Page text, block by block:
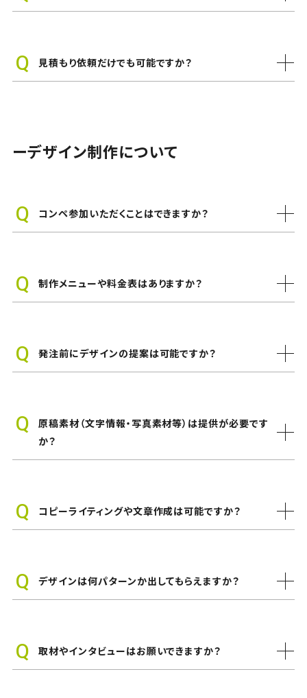
見積もり依頼だけでも可能ですか？
ーデザイン制作について
コンペ参加いただくことはできますか？
制作メニューや料金表はありますか？
発注前にデザインの提案は可能ですか？
原稿素材（文字情報・写真素材等）は提供が必要です
か？
コピーライティングや文章作成は可能ですか？
デザインは何パターンか出してもらえますか？
取材やインタビューはお願いできますか？